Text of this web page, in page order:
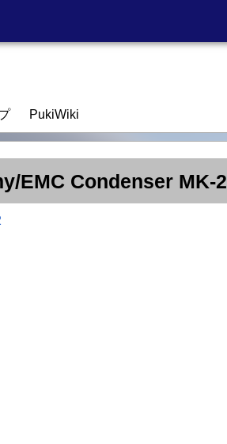
PukiWiki
EMC Condenser MK-2